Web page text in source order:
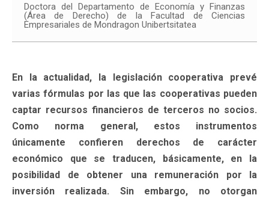
Doctora del Departamento de Economía y Finanzas
(Área de Derecho) de la Facultad de Ciencias
Empresariales de Mondragon Unibertsitatea
En la actualidad, la legislación cooperativa prevé
varias fórmulas por las que las cooperativas pueden
captar recursos financieros de terceros no socios.
Como norma general, estos instrumentos
únicamente confieren derechos de carácter
económico que se traducen, básicamente, en la
posibilidad de obtener una remuneración por la
inversión realizada. Sin embargo, no otorgan